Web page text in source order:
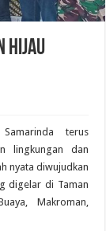
Hijau
terus
lingkungan dan
nyata diwujudkan
digelar di Taman
Makroman,